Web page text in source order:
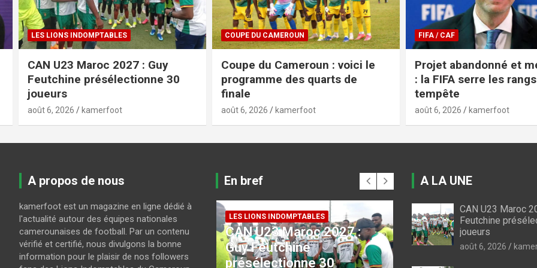
COUPE DU CAMEROUN
Coupe du Cameroun : voici le
programme des quarts de
finale
août 6, 2026 kamerfoot
FIFA / CAF
Projet abandonné et mea-culpa
: la FIFA serre les rangs après la
tempête
août 6, 2026 kamerfoot
COUPE DU CAMEROUN
Coupe du Cameroun
Aigle Royal brise le
Rizière FC
août 5, 2026 kamerfoot
A propos de nous
kamerfoot est un magazine en ligne dédié à
l'actualité autour des équipes nationales
camerounaises de football. Par un contenu
vérifié et certifié, nous divulgons la bonne
information pour le plaisir de nos followers
En bref
LES LIONS INDOMPTABLES
CAN U23 Maroc 2027 :
Guy Feutchine
présélectionne 30
COUPE DU CAMEROUN
Coupe du Cameroun : voici
le programme des quarts
FIFA / CAF
Projet abandonné et
culpa : la FIFA serre
A LA UNE
CAN U23 Maroc
Feutchine
joueurs
août 6, 2026